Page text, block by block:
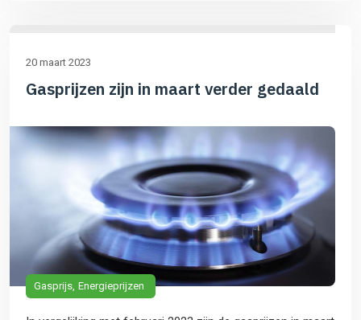
20 maart 2023
Gasprijzen zijn in maart verder gedaald
Gasprijs Energieprijzen